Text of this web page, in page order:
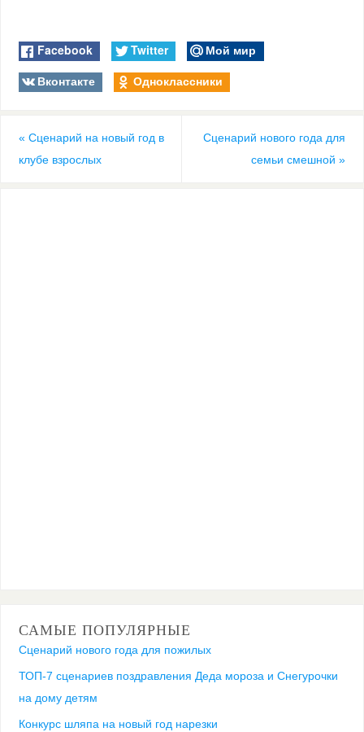
Facebook Twitter
Мой мир
Вконтакте
Одноклассники
« Сценарий на новый год в
клубе взрослых
Сценарий нового года для
семьи смешной»
САМЫЕ ПОПУЛЯРНЫЕ
Сценарий нового года для пожилых
ТОП-7 сценариев поздравления Деда мороза и Снегурочки
на дому детям
Конкурс шляпа на новый год нарезки